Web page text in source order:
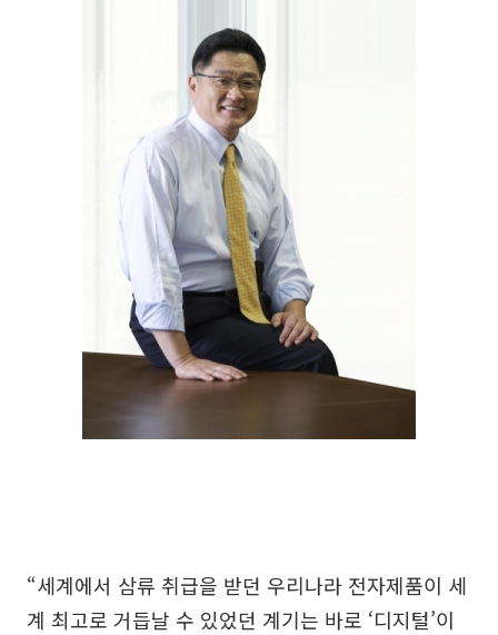
“세계에서 삼류 취급을 받던 우리나라 전자제품이 세
계 최고로 거듭날 수 있었던 계기는 바로 ‘디지털’이